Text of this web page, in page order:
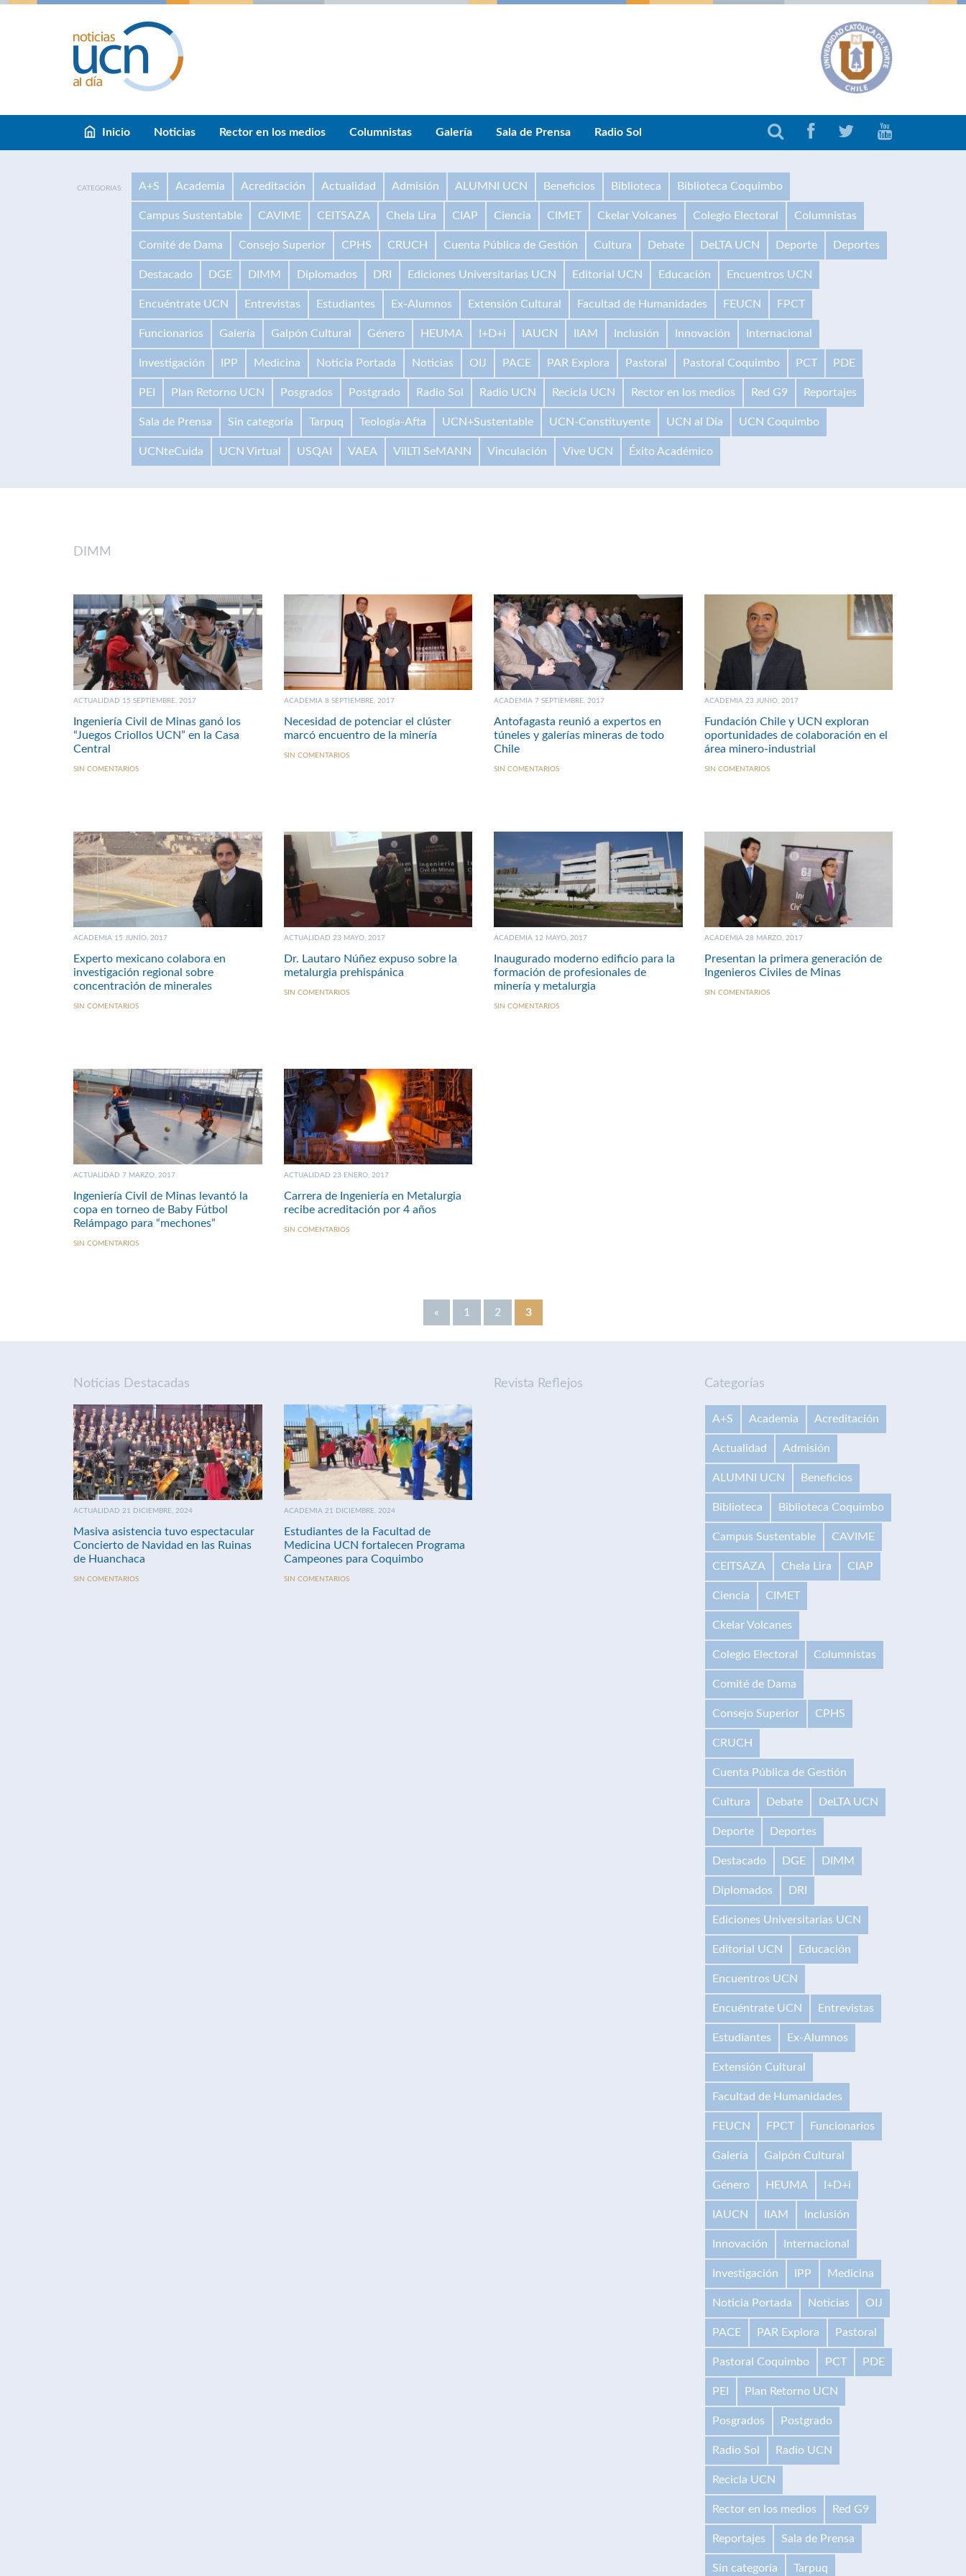
Inicio Noticias Rector en los medios Columnistas Galería Sala de Prensa Radio Sol
CATEGORIAS: A+S Academia Acreditación Actualidad Admisión ALUMNI UCN Beneficios Biblioteca Biblioteca Coquimbo
Campus Sustentable CAVIME CEITSAZA Chela Lira CIAP Ciencia CIMET Ckelar Volcanes Colegio Electoral Columnistas
Comité de Dama Consejo Superior CPHS CRUCH Cuenta Pública de Gestión Cultura Debate DeLTA UCN Deporte Deportes
Destacado DGE DIMM Diplomados DRI Ediciones Universitarias UCN Editorial UCN Educación Encuentros UCN
Encuéntrate UCN Entrevistas Estudiantes Ex-Alumnos Extensión Cultural Facultad de Humanidades FEUCN FPCT
Funcionarios Galería Galpón Cultural Género HEUMA I+D+i IAUCN IIAM Inclusión Innovación Internacional
Investigación IPP Medicina Noticia Portada Noticias OIJ PACE PAR Explora Pastoral Pastoral Coquimbo PCT PDE
PEI Plan Retorno UCN Posgrados Postgrado Radio Sol Radio UCN Recicla UCN Rector en los medios Red G9 Reportajes
Sala de Prensa Sin categoría Tarpuq Teología-Afta UCN+Sustentable UCN-Constituyente UCN al Día UCN Coquimbo
UCNteCuida UCN Virtual USQAI VAEA VilLTI SeMANN Vinculación Vive UCN Éxito Académico
DIMM
ACTUALIDAD 15 SEPTIEMBRE, 2017
Ingeniería Civil de Minas ganó los
“Juegos Criollos UCN” en la Casa
Central
SIN COMENTARIOS
ACADEMIA 8 SEPTIEMBRE, 2017
Necesidad de potenciar el clúster
marcó encuentro de la minería
SIN COMENTARIOS
ACADEMIA 7 SEPTIEMBRE, 2017
Antofagasta reunió a expertos en
túneles y galerías mineras de todo
Chile
SIN COMENTARIOS
ACADEMIA 23 JUNIO, 2017
Fundación Chile y UCN exploran
oportunidades de colaboración en el
área minero-industrial
SIN COMENTARIOS
ACADEMIA 15 JUNIO, 2017
Experto mexicano colabora en
investigación regional sobre
concentración de minerales
SIN COMENTARIOS
ACTUALIDAD 23 MAYO, 2017
Dr. Lautaro Núñez expuso sobre la
metalurgia prehispánica
SIN COMENTARIOS
ACADEMIA 12 MAYO, 2017
Inaugurado moderno edificio para la
formación de profesionales de
minería y metalurgia
SIN COMENTARIOS
ACADEMIA 28 MARZO, 2017
Presentan la primera generación de
Ingenieros Civiles de Minas
SIN COMENTARIOS
ACTUALIDAD 7 MARZO, 2017
Ingeniería Civil de Minas levantó la
copa en torneo de Baby Fútbol
Relámpago para “mechones”
SIN COMENTARIOS
ACTUALIDAD 23 ENERO, 2017
Carrera de Ingeniería en Metalurgia
recibe acreditación por 4 años
SIN COMENTARIOS
« 1 2 3
Noticias Destacadas
ACTUALIDAD 21 DICIEMBRE, 2024
Masiva asistencia tuvo espectacular
Concierto de Navidad en las Ruinas
de Huanchaca
SIN COMENTARIOS
ACADEMIA 21 DICIEMBRE, 2024
Estudiantes de la Facultad de
Medicina UCN fortalecen Programa
Campeones para Coquimbo
SIN COMENTARIOS
Revista Reflejos Categorías
A+S Academia Acreditación
Actualidad Admisión
ALUMNI UCN Beneficios
Biblioteca Biblioteca Coquimbo
Campus Sustentable CAVIME
CEITSAZA Chela Lira CIAP
Ciencia CIMET
Ckelar Volcanes
Colegio Electoral Columnistas
Comité de Dama
Consejo Superior CPHS
CRUCH
Cuenta Pública de Gestión
Cultura Debate DeLTA UCN
Deporte Deportes
Destacado DGE DIMM
Diplomados DRI
Ediciones Universitarias UCN
Editorial UCN Educación
Encuentros UCN
Encuéntrate UCN Entrevistas
Estudiantes Ex-Alumnos
Extensión Cultural
Facultad de Humanidades
FEUCN FPCT Funcionarios
Galería Galpón Cultural
Género HEUMA I+D+i
IAUCN IIAM Inclusión
Innovación Internacional
Investigación IPP Medicina
Noticia Portada Noticias OIJ
PACE PAR Explora Pastoral
Pastoral Coquimbo PCT PDE
PEI Plan Retorno UCN
Posgrados Postgrado
Radio Sol Radio UCN
Recicla UCN
Rector en los medios Red G9
Reportajes Sala de Prensa
Sin categoría Tarpuq